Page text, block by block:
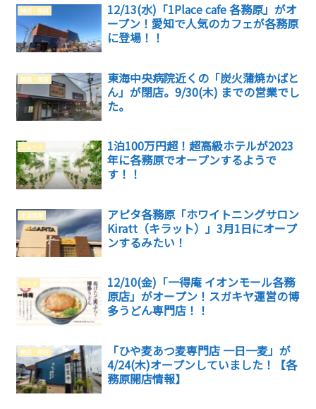
開店・閉店
12/13(水)「1Place cafe 各務原」がオ
ープン！愛知で人気のカフェが各務原
に登場！！
開店・閉店
東海中央病院近くの「炭火蒲焼かばと
ん」が閉店。9/30(木) までの営業でし
た。
ニュース
1泊100万円超！超高級ホテルが2023
年に各務原でオープンするようで
す！！
生活情報
アピタ各務原「ホワイトニングサロン
Kiratt（キラット）」3月1日にオープ
ンするみたい！
グルメ
12/10(金)「一得庵 イオンモール各務
原店」がオープン！スガキヤ運営の博
多うどん専門店！！
開店・閉店
「ひや麦あつ麦専門店 一日一麦」が
4/24(木)オープンしていました！【各
務原開店情報】